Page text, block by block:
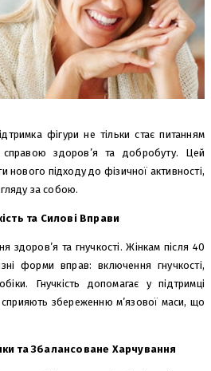
фігури не тільки стає питанням
здоров’я та добробуту. Цей
нового підходу до фізичної активності,
за собою.
та Силові Вправи
та гнучкості. Жінкам після 40
форми вправ: включення гнучкості,
Гнучкість допомагає у підтримці
сприяють збереженню м’язової маси, що
та Збалансоване Харчування